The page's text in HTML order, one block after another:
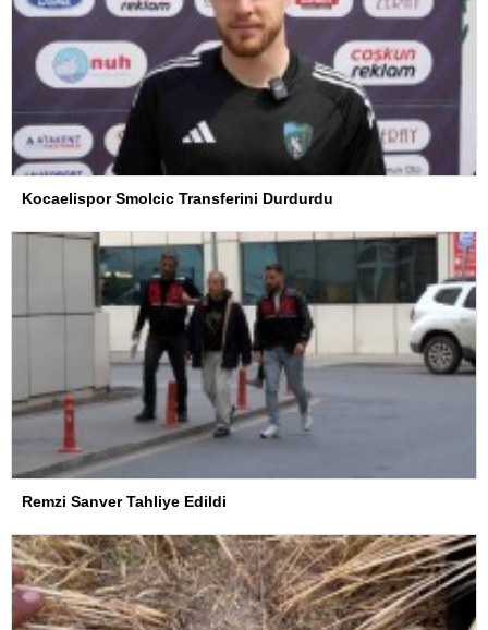
Kocaelispor Smolcic Transferini Durdurdu
Remzi Sanver Tahliye Edildi